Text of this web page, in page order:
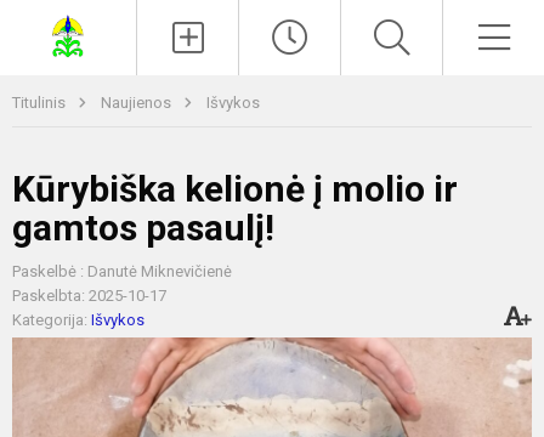
Titulinis Naujienos Išvykos
Kūrybiška kelionė į molio ir
gamtos pasaulį!
Paskelbė : Danutė Miknevičienė
Paskelbta: 2025-10-17
Kategorija: Išvykos